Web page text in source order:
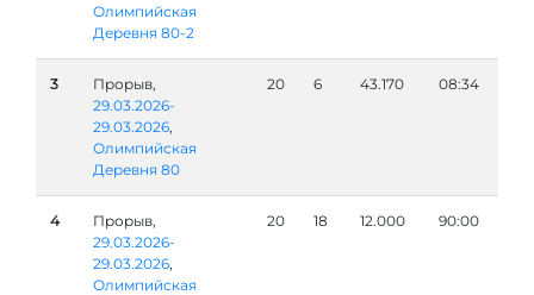
Олимпийская
Деревня 80-2
3
Прорыв,
29.03.2026-
29.03.2026,
Олимпийская
Деревня 80
20 6 43.170 08:34
4
Прорыв,
29.03.2026-
29.03.2026,
Олимпийская
20 18 12.000 90:00